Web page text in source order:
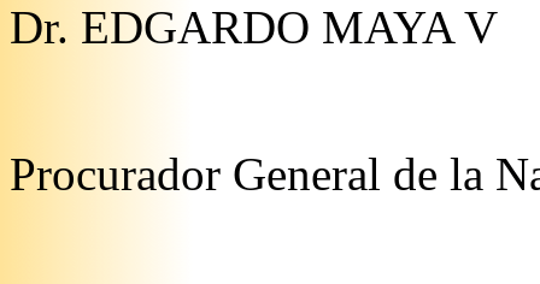
Dr. EDGARDO MAYA V
Procurador General de la